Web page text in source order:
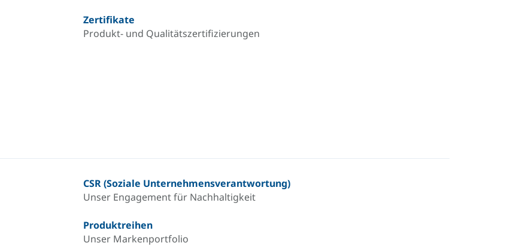
Zertifikate
Produkt- und Qualitätszertifizierungen
CSR (Soziale Unternehmensverantwortung)
Unser Engagement für Nachhaltigkeit
Produktreihen
Unser Markenportfolio